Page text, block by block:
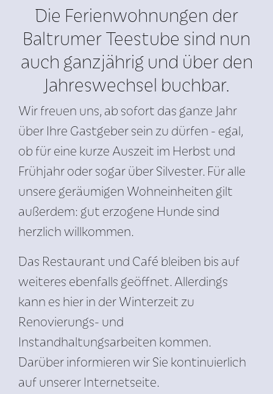
Die Ferienwohnungen der
Baltrumer Teestube sind nun
auch ganzjährig und über den
Jahreswechsel buchbar.
Wir freuen uns, ab sofort das ganze Jahr
über Ihre Gastgeber sein zu dürfen - egal,
ob für eine kurze Auszeit im Herbst und
Frühjahr oder sogar über Silvester. Für alle
unsere geräumigen Wohneinheiten gilt
außerdem: gut erzogene Hunde sind
herzlich willkommen.
Das Restaurant und Café bleiben bis auf
weiteres ebenfalls geöffnet. Allerdings
kann es hier in der Winterzeit zu
Renovierungs- und
Instandhaltungsarbeiten kommen.
Darüber informieren wir Sie kontinuierlich
auf unserer Internetseite.